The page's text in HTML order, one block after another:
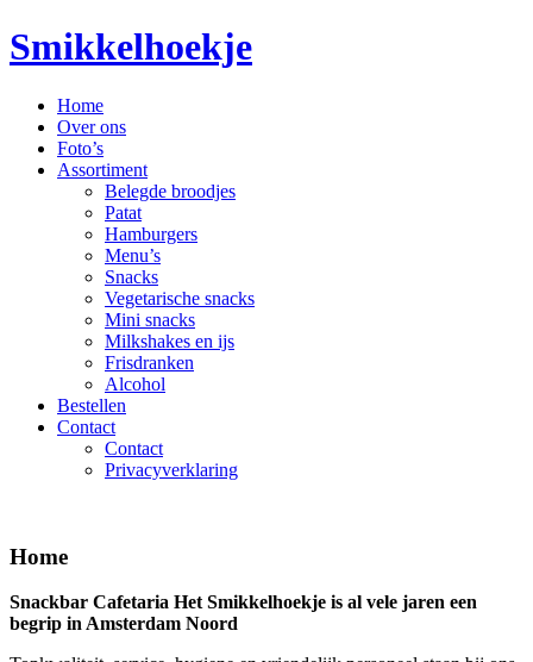
Smikkelhoekje
Home
Over ons
Foto’s
Assortiment
Belegde broodjes
Patat
Hamburgers
Menu’s
Snacks
Vegetarische snacks
Mini snacks
Milkshakes en ijs
Frisdranken
Alcohol
Bestellen
Contact
Contact
Privacyverklaring
Home
Snackbar Cafetaria Het Smikkelhoekje is al vele jaren een
begrip in Amsterdam Noord